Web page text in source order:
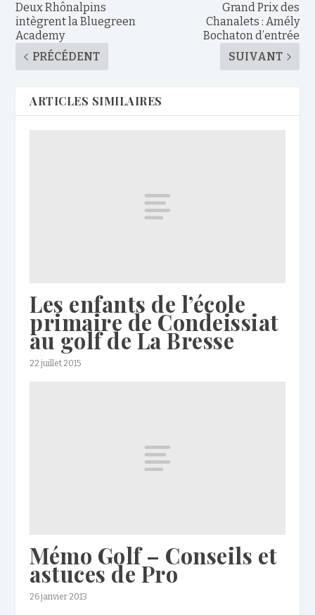
Deux Rhônalpins
intègrent la Bluegreen
Academy
PRÉCÉDENT
Grand Prix des
Chanalets : Amély
Bochaton d’entrée
SUIVANT
ARTICLES SIMILAIRES
Les enfants de l’école
primaire de Condeissiat
au golf de La Bresse
22 juillet 2015
Mémo Golf – Conseils et
astuces de Pro
26 janvier 2013